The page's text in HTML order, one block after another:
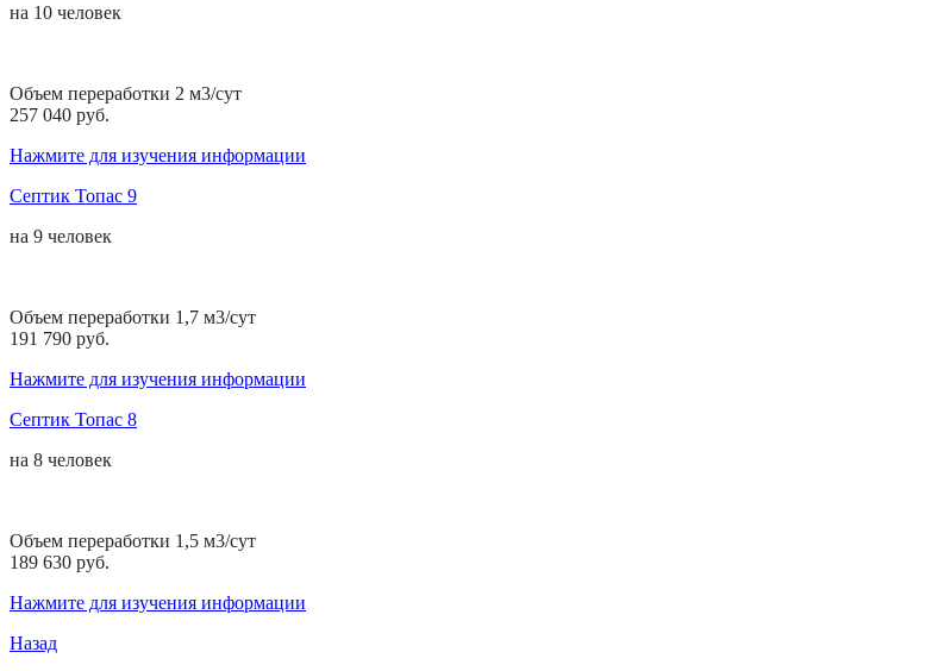
на 10 человек
Объем переработки 2 м3/сут
257 040 руб.
Нажмите для изучения информации
Септик Топас 9
на 9 человек
Объем переработки 1,7 м3/сут
191 790 руб.
Нажмите для изучения информации
Септик Топас 8
на 8 человек
Объем переработки 1,5 м3/сут
189 630 руб.
Нажмите для изучения информации
Назад